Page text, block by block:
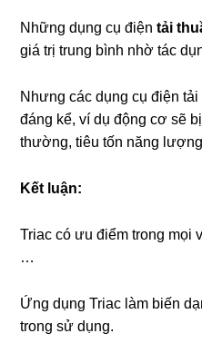
Những dụng cụ điệntải
giá trị trung bình nhờ tác
Nhưng các dụng cụ điện
đáng kể, ví dụ động cơ sẽ
thường, tiêu tốn năng
Kết luận:
Triac có ưu điểm trong mọi
…
Ứng dụng Triac làm biến
trong sử dụng.